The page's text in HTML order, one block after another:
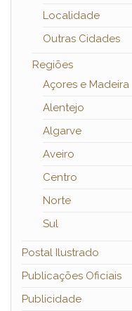
Localidade
Outras Cidades
Regiões
Açores e Madeira
Alentejo
Algarve
Aveiro
Centro
Norte
Sul
Postal Ilustrado
Publicações Oficiais
Publicidade